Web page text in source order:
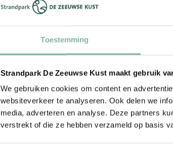
Toestemming
Strandpark De Zeeuwse Kust maakt gebruik
We gebruiken cookies om content en
websiteverkeer te analyseren. Ook delen we
media, adverteren en analyse. Deze partners
verstrekt of die ze hebben verzameld op basis